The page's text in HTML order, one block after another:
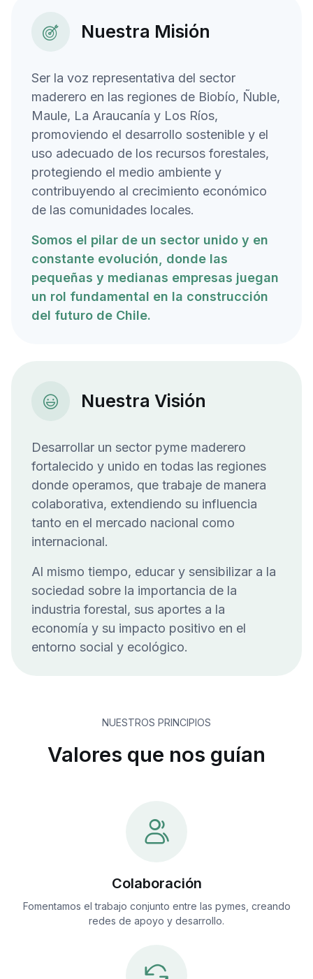
Nuestra Misión
Ser la voz representativa del sector
maderero en las regiones de Biobío, Ñuble,
Maule, La Araucanía y Los Ríos,
promoviendo el desarrollo sostenible y el
uso adecuado de los recursos forestales,
protegiendo el medio ambiente y
contribuyendo al crecimiento económico
de las comunidades locales.
Somos el pilar de un sector unido y en
constante evolución, donde las
pequeñas y medianas empresas juegan
un rol fundamental en la construcción
del futuro de Chile.
Nuestra Visión
Desarrollar un sector pyme maderero
fortalecido y unido en todas las regiones
donde operamos, que trabaje de manera
colaborativa, extendiendo su influencia
tanto en el mercado nacional como
internacional.
Al mismo tiempo, educar y sensibilizar a la
sociedad sobre la importancia de la
industria forestal, sus aportes a la
economía y su impacto positivo en el
entorno social y ecológico.
NUESTROS PRINCIPIOS
Valores que nos guían
Colaboración
Fomentamos el trabajo conjunto entre las pymes, creando
redes de apoyo y desarrollo.